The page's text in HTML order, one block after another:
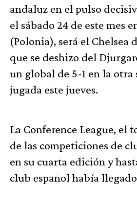
andaluz en el pulso
el sábado 24 de este mes
(Polonia), será el Chelsea
que se deshizo del
un global de 5-1 en la
jugada este jueves.
La Conference League, el
de las competiciones de
en su cuarta edición y
club español había